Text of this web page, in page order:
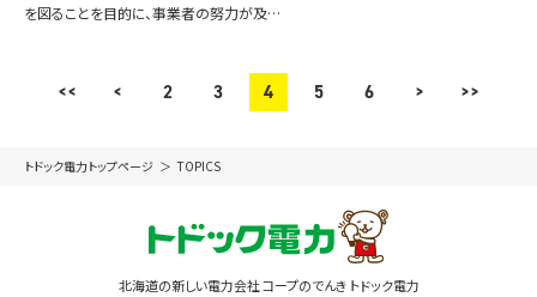
を図ることを目的に、事業者の努力が及…
<< < 2 3 4 5 6 > >>
トドック電力トップページ TOPICS
北海道の新しい電力会社 コープのでんき トドック電力